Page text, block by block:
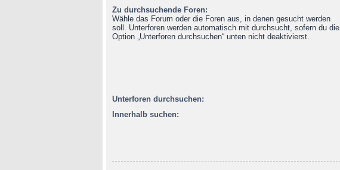
Zu durchsuchende Foren:
Wähle das Forum oder die Foren aus, in denen gesucht werden
soll. Unterforen werden automatisch mit durchsucht, sofern du die
Option „Unterforen durchsuchen“ unten nicht deaktivierst.
Unterforen durchsuchen:
Innerhalb suchen: